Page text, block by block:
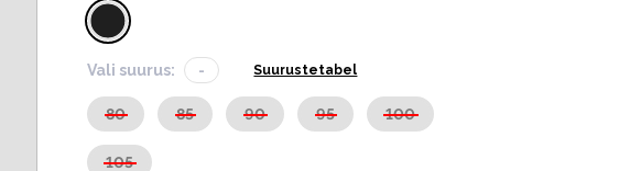
Vali suurus: - Suurustetabel
80 85 90 95 100
105